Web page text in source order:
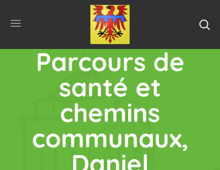
Entretien
Parcours de
santé et
chemins
communaux,
Daniel